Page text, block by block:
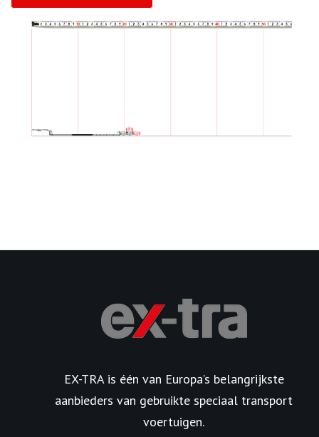
EX-TRA is één van Europa’s belangrijkste
aanbieders van gebruikte speciaal transport
voertuigen.